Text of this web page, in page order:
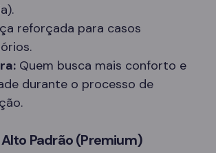
reforçada para casos
Quem busca mais conforto e
durante o processo de
Padrão (Premium)